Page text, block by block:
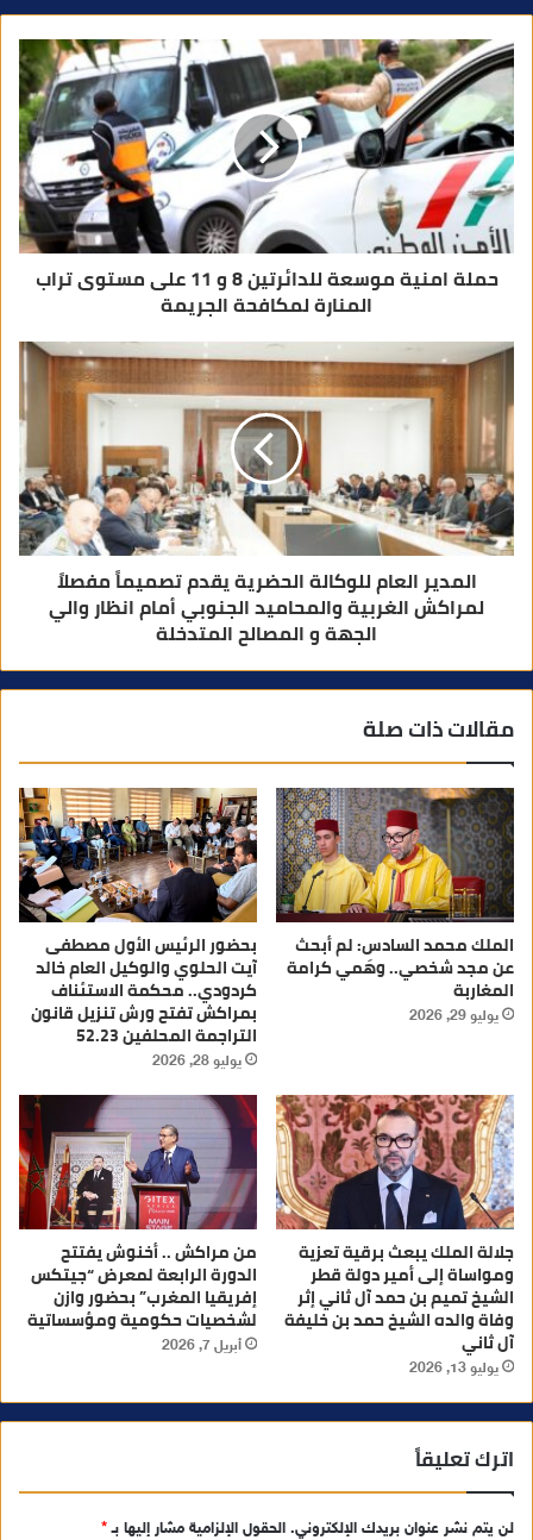
ا
ل
إ
ل
ك
ت
ر
و
ن
حملة امنية موسعة للدائرتين 8 و 11 على مستوى تراب
المنارة لمكافحة الجريمة
المدير العام للوكالة الحضرية يقدم تصميماً مفصلاً
لمراكش الغربية والمحاميد الجنوبي أمام انظار والي
الجهة و المصالح المتدخلة
مقالات ذات صلة
الملك محمد السادس: لم أبحث
عن مجد شخصي.. وهَمي كرامة
المغاربة
يوليو 29, 2026
بحضور الرئيس الأول مصطفى
آيت الحلوي والوكيل العام خالد
كردودي.. محكمة الاستئناف
بمراكش تفتح ورش تنزيل قانون
التراجمة المحلفين 52.23
يوليو 28, 2026
جلالة الملك يبعث برقية تعزية
ومواساة إلى أمير دولة قطر
الشيخ تميم بن حمد آل ثاني إثر
وفاة والده الشيخ حمد بن خليفة
آل ثاني
يوليو 13, 2026
من مراكش .. أخنوش يفتتح
الدورة الرابعة لمعرض “جيتكس
إفريقيا المغرب” بحضور وازن
لشخصيات حكومية ومؤسساتية
أبريل 7, 2026
اترك تعليقاً
لن يتم نشر عنوان بريدك الإلكتروني. الحقول الإلزامية مشار إليها بـ*